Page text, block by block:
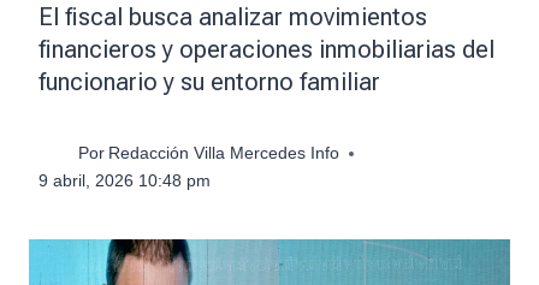
El fiscal busca analizar movimientos
financieros y operaciones inmobiliarias del
funcionario y su entorno familiar
Por Redacción Villa Mercedes Info
9 abril, 2026 10:48 pm